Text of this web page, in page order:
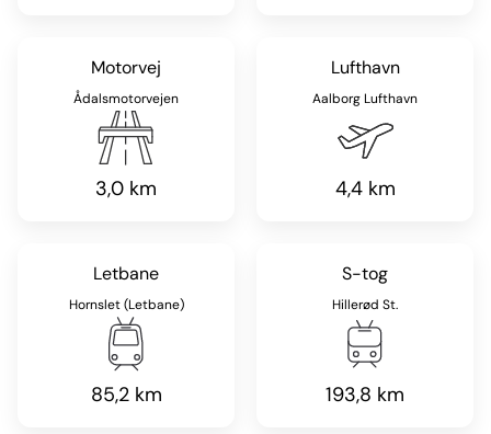
Motorvej
Ådalsmotorvejen
3,0 km
Lufthavn
Aalborg Lufthavn
4,4 km
Letbane
Hornslet (Letbane)
85,2 km
S-tog
Hillerød St.
193,8 km